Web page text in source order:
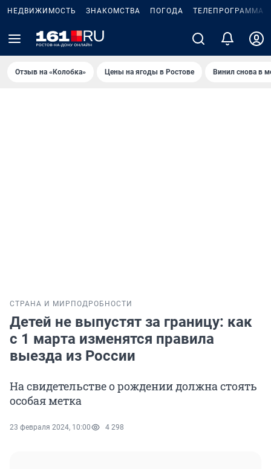
НЕДВИЖИМОСТЬ ЗНАКОМСТВА ПОГОДА ТЕЛЕПРОГРАММА
Отзыв на «Колобка» Цены на ягоды в Ростове Винил снова в
СТРАНА И МИР ПОДРОБНОСТИ
Детей не выпустят за границу: как
с 1 марта изменятся правила
выезда из России
На свидетельстве о рождении должна стоять
особая метка
23 февраля 2024, 10:00 4 298